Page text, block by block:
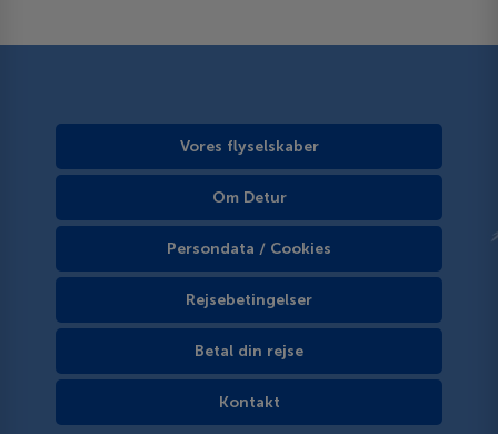
Vores flyselskaber
Om Detur
Persondata / Cookies
Rejsebetingelser
Betal din rejse
Kontakt